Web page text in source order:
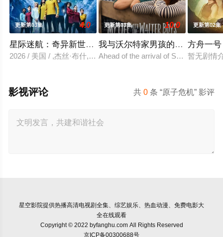
更新第03集 4.0
星际迷航：奇异新世界 第四季
2026 / 美国 / ,杰丝·布什,克里斯蒂娜·钟,西莉亚·罗丝·古丁,阿德
更新第03集 10.0
我与沃尔特家男孩的生活 第三季
Ahead of the arrival of Season 2,
更新第02集
方舟一
暂无剧情
共0 条 “原子危机” 影评
影视评论
星空影院提供热播高清电视剧全集、综艺娱乐、热血动漫、免费电影大
全在线观看
Copyright © 2022 byfanghu.com All Rights Reserved
京ICP备00300688号